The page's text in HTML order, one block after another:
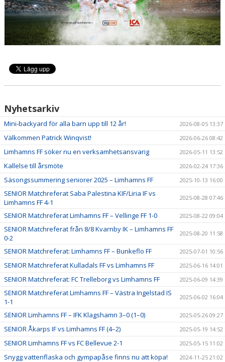
AVGIFTER
ANMÄLAN
Nyhetsarkiv
Mini-backyard för alla barn upp till 12 år! 2026-08-05 13:37
Välkommen Patrick Winqvist! 2026-06-26 08:42
Limhamns FF söker nu en verksamhetsansvarig 2026-05-11 13:52
Kallelse till årsmöte 2026-02-24 17:36
Säsongssummering seniorer 2025 – Limhamns FF 2025-10-13 16:00
SENIOR Matchreferat Saba Palestina KIF/Liria IF vs
Limhamns FF 4-1
2025-08-28 07:46
SENIOR Matchreferat Limhamns FF – Vellinge FF 1-0 2025-08-22 09:04
SENIOR Matchreferat från 8/8 Kvarnby IK – Limhamns FF
0-2
2025-08-20 11:58
SENIOR Matchreferat: Limhamns FF – Bunkeflo FF 2025-07-01 10:56
SENIOR Matchreferat Kulladals FF vs Limhamns FF 2025-06-16 14:01
SENIOR Matchreferat: FC Trelleborg vs Limhamns FF 2025-06-09 14:39
SENIOR Matchreferat Limhamns FF – Västra Ingelstad IS
1-1
2025-06-02 16:04
SENIOR Limhamns FF – IFK Klagshamn 3–0 (1–0) 2025-05-26 09:27
SENIOR Åkarps IF vs Limhamns FF (4–2) 2025-05-19 14:52
SENIOR Limhamns FF vs FC Bellevue 2-1 2025-05-15 11:02
Snygg vattenflaska och gympapåse finns nu att köpa! 2024-11-25 21:02